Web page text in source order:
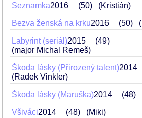
Seznamka2016 50 (Kristián)
Bezva ženská na krku2016 50
Labyrint (seriál)2015
49
(major Michal Remeš)
Škoda lásky (Přirozený talent)2014
(Radek Vinkler)
Škoda lásky (Maruška)2014 48
Všiváci2014 48 (Miki)